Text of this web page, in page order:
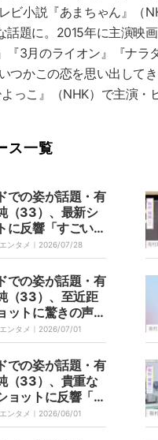
ビ小説『あまちゃん』（
話題に。2015年に主演映
『3月のライオン』『ナラ
つかこの恋を思い出して
っこ』（NHK）で主演・
ス一覧
での姿が話題・有
（33）、最新シ
に反響「すごい！
発揮」「無理し
うに」
ンタメ｜ 2026/07/28
での姿が話題・有
（33）、至近距
ットに驚きの声
誰って思った」
みたい」
ンタメ｜ 2026/07/01
での姿が話題・有
（33）、貴重な
ョットに反響「癒
てしまいました
ンタメ｜ 2026/06/01